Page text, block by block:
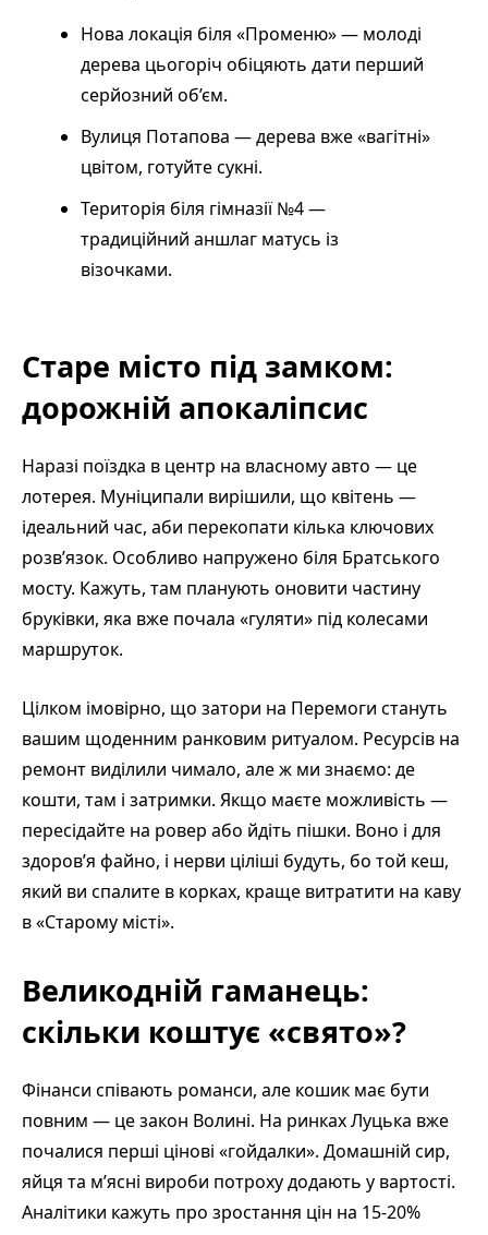
Нова локація біля «Променю» — молоді
дерева цьогоріч обіцяють дати перший
серйозний об’єм.
Вулиця Потапова — дерева вже «вагітні»
цвітом, готуйте сукні.
Територія біля гімназії №4 —
традиційний аншлаг матусь із
візочками.
Старе місто під замком:
дорожній апокаліпсис
Наразі поїздка в центр на власному авто — це
лотерея. Муніципали вирішили, що квітень —
ідеальний час, аби перекопати кілька ключових
розв’язок. Особливо напружено біля Братського
мосту. Кажуть, там планують оновити частину
бруківки, яка вже почала «гуляти» під колесами
маршруток.
Цілком імовірно, що затори на Перемоги стануть
вашим щоденним ранковим ритуалом. Ресурсів на
ремонт виділили чимало, але ж ми знаємо: де
кошти, там і затримки. Якщо маєте можливість —
пересідайте на ровер або йдіть пішки. Воно і для
здоров’я файно, і нерви ціліші будуть, бо той кеш,
який ви спалите в корках, краще витратити на каву
в «Старому місті».
Великодній гаманець:
скільки коштує «свято»?
Фінанси співають романси, але кошик має бути
повним — це закон Волині. На ринках Луцька вже
почалися перші цінові «гойдалки». Домашній сир,
яйця та м’ясні вироби потроху додають у вартості.
Аналітики кажуть про зростання цін на 15-20%